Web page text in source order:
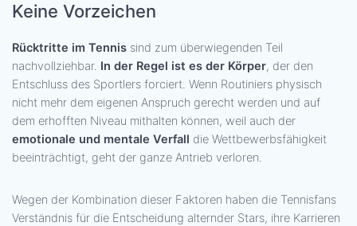
Keine Vorzeichen
Rücktritte im Tennis sind zum überwiegenden Teil
nachvollziehbar. In der Regel ist es der Körper, der den
Entschluss des Sportlers forciert. Wenn Routiniers physisch
nicht mehr dem eigenen Anspruch gerecht werden und auf
dem erhofften Niveau mithalten können, weil auch der
emotionale und mentale Verfall die Wettbewerbsfähigkeit
beeinträchtigt, geht der ganze Antrieb verloren.
Wegen der Kombination dieser Faktoren haben die Tennisfans
Verständnis für die Entscheidung alternder Stars, ihre Karrieren